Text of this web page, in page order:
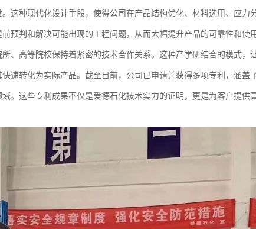
这种现代化设计手段，使得公司在产品结构优化、材料选用、应力
预判和解决可能出现的工程问题，从而大幅提升产品的可靠性和使
、高等院校保持着紧密的技术合作关系。这种产学研结合的模式，
速转化为实际产品。截至目前，公司已申请并获得多项专利，涵盖
。这些专利成果不仅是爱德石化技术实力的证明，更是为客户提供